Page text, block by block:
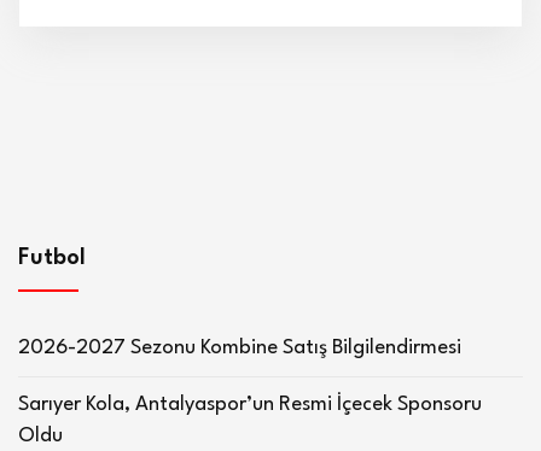
Futbol
2026-2027 Sezonu Kombine Satış Bilgilendirmesi
Sarıyer Kola, Antalyaspor’un Resmi İçecek Sponsoru
Oldu